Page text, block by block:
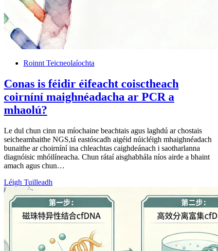
Roinnt Teicneolaíochta
Conas is féidir éifeacht coisctheach
coirníní maighnéadacha ar PCR a
mhaolú?
Le dul chun cinn na míochaine beachtais agus laghdú ar chostais
seicheamhaithe NGS,tá eastóscadh aigéid núicléigh mhaighnéadach
bunaithe ar choirníní ina chleachtas caighdeánach i saotharlanna
diagnóisic mhóilíneacha. Chun rátaí aisghabhála níos airde a bhaint
amach agus chun…
Léigh Tuilleadh